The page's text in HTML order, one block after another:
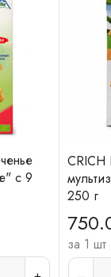
с 9
CRICH
250 г
за 1 шт